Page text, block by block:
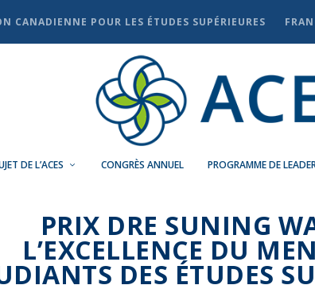
CANADIENNE POUR LES ÉTUDES SUPÉRIEURES
DE L’ACES CONGRÈS ANNUEL PROGRAMME DE
PRIX DRE SUNING
L’EXCELLENCE DU
DES ÉTUDES